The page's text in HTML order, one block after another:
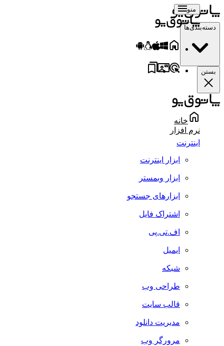
منو
خانه
نرم افزار
اینترنت
ابزار اینترنت
ابزار وبمستر
ابزارهای جستجو
اشتراک فایل
اف.تی.پی
ایمیل
شبکه
طراحی وب
قالب سایت
مدیریت دانلود
مرورگر وب